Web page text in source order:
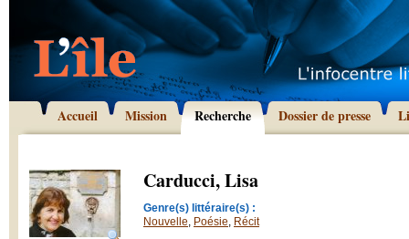
Accueil Mission Recherche Dossier de presse
Carducci, Lisa
Genre(s) littéraire(s) :
Nouvelle, Poésie, Récit